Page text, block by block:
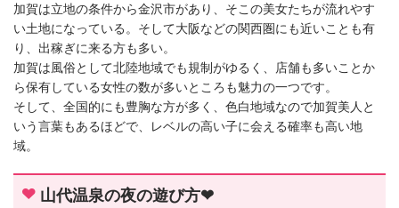
加賀は立地の条件から金沢市があり、そこの美女たちが流れやす
い土地になっている。そして大阪などの関西圏にも近いことも有
り、出稼ぎに来る方も多い。
加賀は風俗として北陸地域でも規制がゆるく、店舗も多いことか
ら保有している女性の数が多いところも魅力の一つです。
そして、全国的にも豊胸な方が多く、色白地域なので加賀美人と
いう言葉もあるほどで、レベルの高い子に会える確率も高い地
域。
山代温泉の夜の遊び方❤